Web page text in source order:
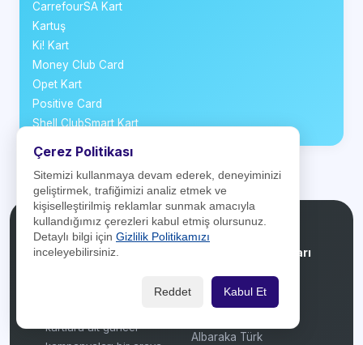
CarrefourSA Kart
Kartuş
Ki! Kart
Money Club Card
Opet Kart
Positive Card
Shell ClubSmart Kart
Kredikartlari.net
Türkiye'deki bankaların
kartlara ait güncel
Banka Kampanyaları
Akbank
Albaraka Türk
Çerez Politikası
Sitemizi kullanmaya devam ederek, deneyiminizi
geliştirmek, trafiğimizi analiz etmek ve
kişiselleştirilmiş reklamlar sunmak amacıyla
kullandığımız çerezleri kabul etmiş olursunuz.
Detaylı bilgi için Gizlilik Politikamızı
inceleyebilirsiniz.
Reddet Kabul Et